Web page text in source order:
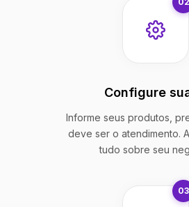
Configure
Informe seus produtos,
deve ser o atendimento.
tudo sobre seu
03